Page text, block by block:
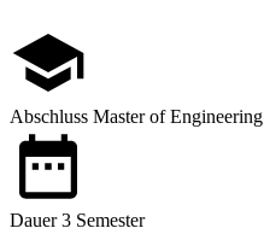
Abschluss Master of Engineering
Dauer3 Semester